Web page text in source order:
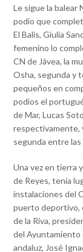
Le sigue la balear
podio que
El Balis, Giulia
femenino lo
CN de Jávea, la
Osha, segunda y
pequeños en
podios el
de Mar, Lucas
respectivamente,
segunda entre las
Una vez en tierra
de Reyes, tenía
instalaciones del
puerto deportivo,
de la Riva,
del Ayuntamiento
andaluz, José